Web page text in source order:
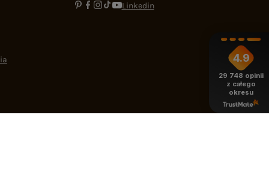
Linkedin
4.9
29 748 opinii
z całego
okresu